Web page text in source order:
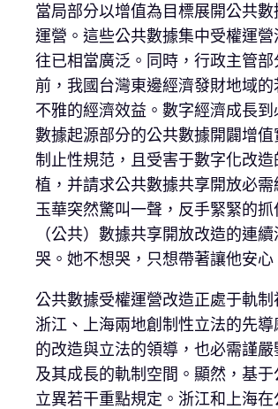
當局部分以增值為目標展開公共
運營。這些公共數據集中受權運
往已相當廣泛。同時，行政主管
前，我國台灣東邊經濟發財地域
不雅的經濟效益。數字經濟成長
數據起源部分的公共數據開闢增
制止性規范，且受害于數字化改
植，并請求公共數據共享開放必
玉華突然驚叫一聲，反手緊緊的
（公共）數據共享開放改造的連
哭。她不想哭，只想帶著讓他安
公共數據受權運營改造正處于軌
浙江、上海兩地創制性立法的先
的改造與立法的領導，也必需謹
及其成長的軌制空間。顯然，基
立異若干重點規定。浙江和上海